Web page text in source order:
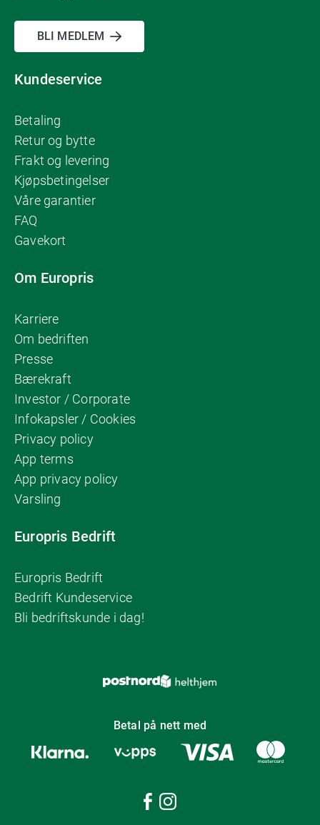
BLI MEDLEM
Kundeservice
Betaling
Retur og bytte
Frakt og levering
Kjøpsbetingelser
Våre garantier
FAQ
Gavekort
Om Europris
Karriere
Om bedriften
Presse
Bærekraft
Investor / Corporate
Infokapsler / Cookies
Privacy policy
App terms
App privacy policy
Varsling
Europris Bedrift
Europris Bedrift
Bedrift Kundeservice
Bli bedriftskunde i dag!
Betal på nett med